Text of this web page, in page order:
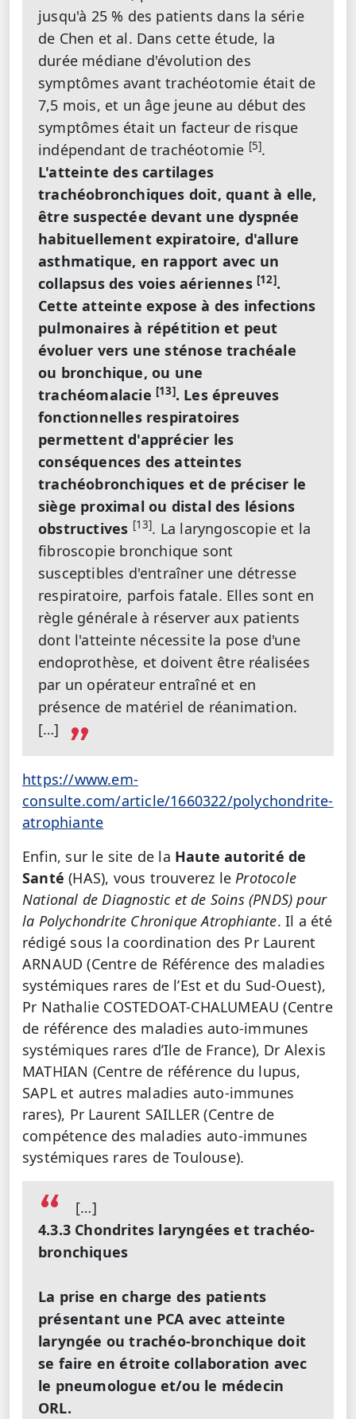
jusqu'à 25 % des patients dans la série
de Chen et al. Dans cette étude, la
durée médiane d'évolution des
symptômes avant trachéotomie était de
7,5 mois, et un âge jeune au début des
symptômes était un facteur de risque
indépendant de trachéotomie [5].
L'atteinte des cartilages
trachéobronchiques doit, quant à elle,
être suspectée devant une dyspnée
habituellement expiratoire, d'allure
asthmatique, en rapport avec un
collapsus des voies aériennes [12].
Cette atteinte expose à des infections
pulmonaires à répétition et peut
évoluer vers une sténose trachéale
ou bronchique, ou une
trachéomalacie [13]. Les épreuves
fonctionnelles respiratoires
permettent d'apprécier les
conséquences des atteintes
trachéobronchiques et de préciser le
siège proximal ou distal des lésions
obstructives [13]. La laryngoscopie et la
fibroscopie bronchique sont
susceptibles d'entraîner une détresse
respiratoire, parfois fatale. Elles sont en
règle générale à réserver aux patients
dont l'atteinte nécessite la pose d'une
endoprothèse, et doivent être réalisées
par un opérateur entraîné et en
présence de matériel de réanimation.
[…]
https://www.em-
consulte.com/article/1660322/polychondrite-
atrophiante
Enfin, sur le site de la Haute autorité de
Santé (HAS), vous trouverez leProtocole
National de Diagnostic et de Soins (PNDS) pour
la Polychondrite Chronique Atrophiante. Il a été
rédigé sous la coordination des Pr Laurent
ARNAUD (Centre de Référence des maladies
systémiques rares de l’Est et du Sud-Ouest),
Pr Nathalie COSTEDOAT-CHALUMEAU (Centre
de référence des maladies auto-immunes
systémiques rares d’Ile de France), Dr Alexis
MATHIAN (Centre de référence du lupus,
SAPL et autres maladies auto-immunes
rares), Pr Laurent SAILLER (Centre de
compétence des maladies auto-immunes
systémiques rares de Toulouse).
[…]
4.3.3 Chondrites laryngées et trachéo-
bronchiques
La prise en charge des patients
présentant une PCA avec atteinte
laryngée ou trachéo-bronchique doit
se faire en étroite collaboration avec
le pneumologue et/ou le médecin
ORL.